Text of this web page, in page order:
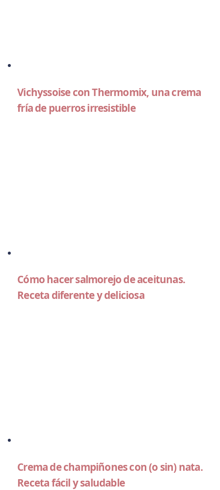
Vichyssoise con Thermomix, una crema
fría de puerros irresistible
Cómo hacer salmorejo de aceitunas.
Receta diferente y deliciosa
Crema de champiñones con (o sin) nata.
Receta fácil y saludable